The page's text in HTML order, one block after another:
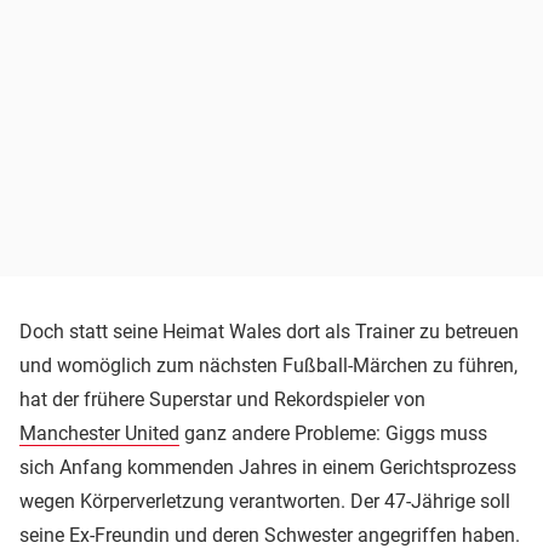
Doch statt seine Heimat Wales dort als Trainer zu betreuen
und womöglich zum nächsten Fußball-Märchen zu führen,
hat der frühere Superstar und Rekordspieler von
Manchester United ganz andere Probleme: Giggs muss
sich Anfang kommenden Jahres in einem Gerichtsprozess
wegen Körperverletzung verantworten. Der 47-Jährige soll
seine Ex-Freundin und deren Schwester angegriffen haben.